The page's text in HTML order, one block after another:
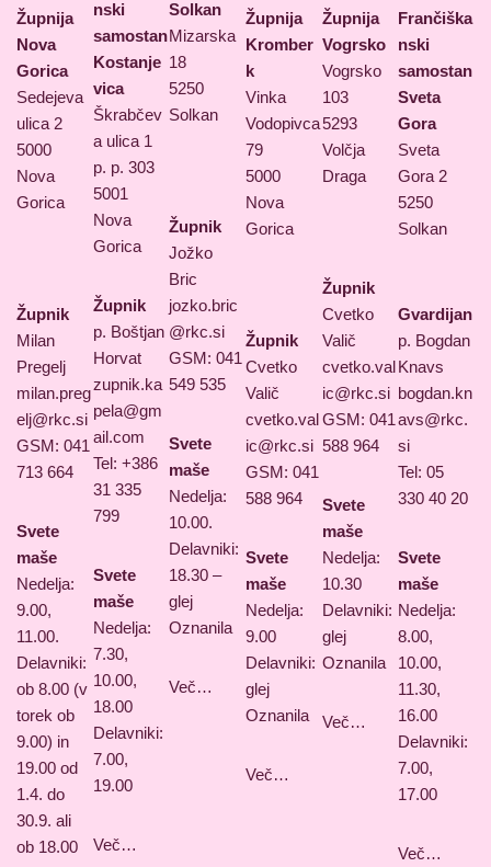
Župnija
Nova
Gorica
Sedejeva
ulica 2
5000
Nova
Gorica
Župnik
Milan
Pregelj
milan.preg
elj@rkc.si
GSM: 041
713 664
Svete
maše
Nedelja:
9.00,
11.00.
Delavniki:
ob 8.00 (v
torek ob
9.00) in
19.00 od
1.4. do
30.9. ali
ob 18.00
nski
samostan
Kostanje
vica
Škrabčev
a ulica 1
p. p. 303
5001
Nova
Gorica
Župnik
p. Boštjan
Horvat
zupnik.ka
pela@gm
ail.com
Tel: +386
31 335
799
Svete
maše
Nedelja:
7.30,
10.00,
18.00
Delavniki:
7.00,
19.00
Več…
Solkan
Mizarska
18
5250
Solkan
Župnik
Jožko
Bric
jozko.bric
@rkc.si
GSM: 041
549 535
Svete
maše
Nedelja:
10.00.
Delavniki:
18.30 –
glej
Oznanila
Več…
Župnija
Kromber
k
Vinka
Vodopivca
79
5000
Nova
Gorica
Župnik
Cvetko
Valič
cvetko.val
ic@rkc.si
GSM: 041
588 964
Svete
maše
Nedelja:
9.00
Delavniki:
glej
Oznanila
Več…
Župnija
Vogrsko
Vogrsko
103
5293
Volčja
Draga
Župnik
Cvetko
Valič
cvetko.val
ic@rkc.si
GSM: 041
588 964
Svete
maše
Nedelja:
10.30
Delavniki:
glej
Oznanila
Več…
Frančiška
nski
samostan
Sveta
Gora
Sveta
Gora 2
5250
Solkan
Gvardijan
p. Bogdan
Knavs
bogdan.kn
avs@rkc.
si
Tel: 05
330 40 20
Svete
maše
Nedelja:
8.00,
10.00,
11.30,
16.00
Delavniki:
7.00,
17.00
Več…